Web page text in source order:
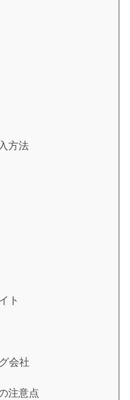
方法
ト
会社
注意点